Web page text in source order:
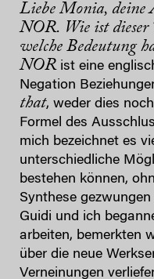
Liebe Monia, deine
NOR. Wie ist
welche Bedeutung
NORist eine
Negation
that, weder dies
Formel des
mich bezeichnet es
unterschiedliche
bestehen können,
Synthese
Guidi und ich
arbeiten, bemerkten
über die neue
Verneinungen